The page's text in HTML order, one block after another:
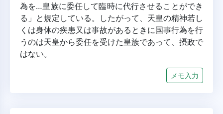
為を…皇族に委任して臨時に代行させることができ
る」と規定している。したがって、天皇の精神若し
くは身体の疾患又は事故があるときに国事行為を行
うのは天皇から委任を受けた皇族であって、摂政で
はない。
メモ入力